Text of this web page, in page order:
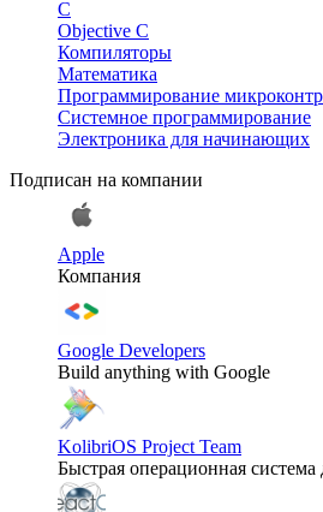
C
Objective C
Компиляторы
Математика
Программирование
Системное программирование
Электроника для начинающих
Подписан на компании
Apple
Компания
Google Developers
Build anything with Google
KolibriOS Project Team
Быстрая операционная система